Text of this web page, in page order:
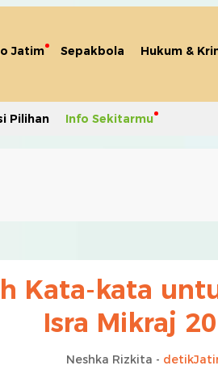
Jatim Sepakbola Hukum &
Pilihan Info Sekitarmu
Kata-kata
Isra Mikraj
Neshka Rizkita -